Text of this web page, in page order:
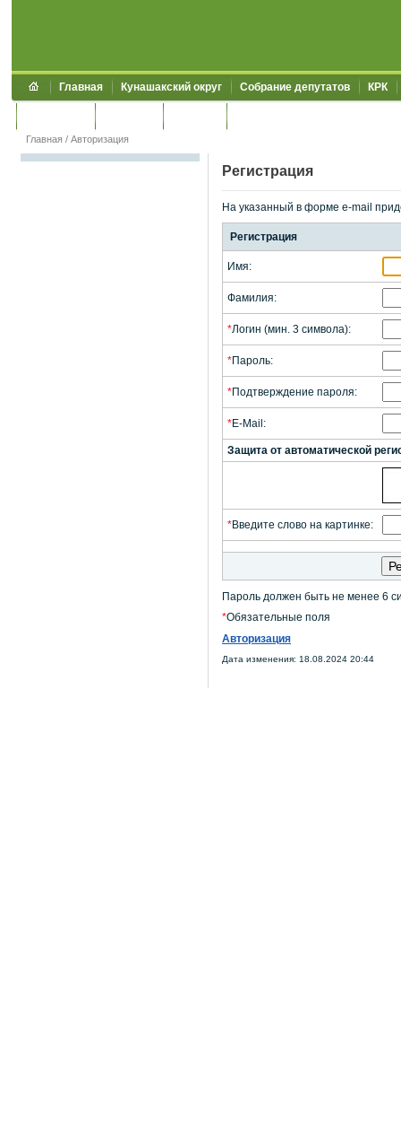
Главная Кунашакский округ Собрание депутатов КРК
Главная / Авторизация
Регистрация
На указанный в форме e-mail
Регистрация
Имя:
Фамилия:
*Логин (мин. 3 символа):
*Пароль:
*Подтверждение пароля:
*E-Mail:
Защита от автоматической
*Введите слово на картинке:
Пароль должен быть не менее 6
*Обязательные поля
Авторизация
Дата изменения: 18.08.2024 20:44